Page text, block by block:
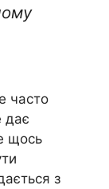
часто
дає
щось
з